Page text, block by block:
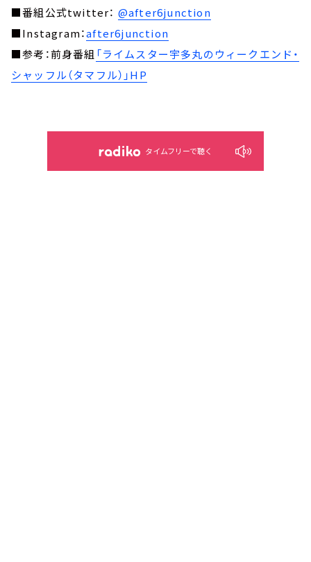
■番組公式twitter： @after6junction
■Instagram：after6junction
■参考：前身番組 「ライムスター宇多丸のウィークエンド・
シャッフル（タマフル）」HP
タイムフリーで聴く